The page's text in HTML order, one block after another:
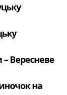
Вересневе
на